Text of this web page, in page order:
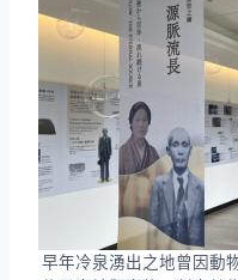
早年冷泉湧出之地曾因動